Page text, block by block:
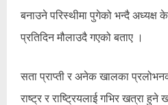
बनाउने परिस्थीमा पुगेको भन्दै अध्यक्ष
प्रतिदिन मौलाउदै गएको बताए ।
सता प्राप्ती र अनेक खालका
राष्ट्र र राष्ट्रियलाई गभिर खत्रा हुने